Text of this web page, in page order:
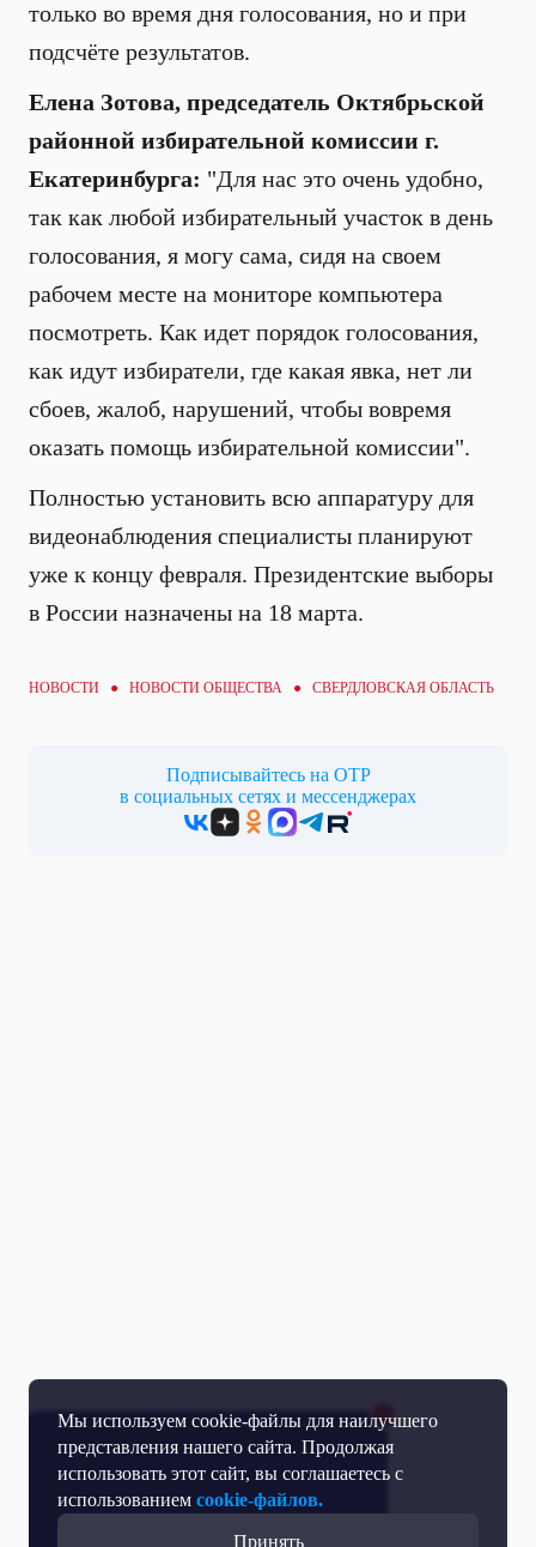
Мы используем cookie-файлы для наилучшего
представления нашего сайта. Продолжая
использовать этот сайт, вы соглашаетесь с
использованием cookie-файлов.
Принять
только во время дня голосования, но и при
подсчёте результатов.
Елена Зотова, председатель Октябрьской
районной избирательной комиссии г.
Екатеринбурга: "Для нас это очень удобно,
так как любой избирательный участок в день
голосования, я могу сама, сидя на своем
рабочем месте на мониторе компьютера
посмотреть. Как идет порядок голосования,
как идут избиратели, где какая явка, нет ли
сбоев, жалоб, нарушений, чтобы вовремя
оказать помощь избирательной комиссии".
Полностью установить всю аппаратуру для
видеонаблюдения специалисты планируют
уже к концу февраля. Президентские выборы
в России назначены на 18 марта.
НОВОСТИ ● НОВОСТИ ОБЩЕСТВА ● СВЕРДЛОВСКАЯ ОБЛАСТЬ
Подписывайтесь на ОТР
в социальных сетях и мессенджерах